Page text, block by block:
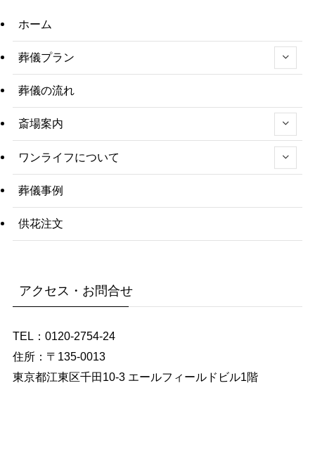
ホーム
葬儀プラン
葬儀の流れ
斎場案内
ワンライフについて
葬儀事例
供花注文
アクセス・お問合せ
TEL：0120-2754-24
住所：〒135-0013
東京都江東区千田10-3 エールフィールドビル1階